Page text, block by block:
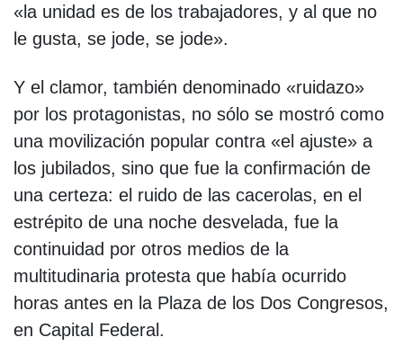
«la unidad es de los trabajadores, y al que no
le gusta, se jode, se jode».
Y el clamor, también denominado «ruidazo»
por los protagonistas, no sólo se mostró como
una movilización popular contra «el ajuste» a
los jubilados, sino que fue la confirmación de
una certeza: el ruido de las cacerolas, en el
estrépito de una noche desvelada, fue la
continuidad por otros medios de la
multitudinaria protesta que había ocurrido
horas antes en la Plaza de los Dos Congresos,
en Capital Federal.